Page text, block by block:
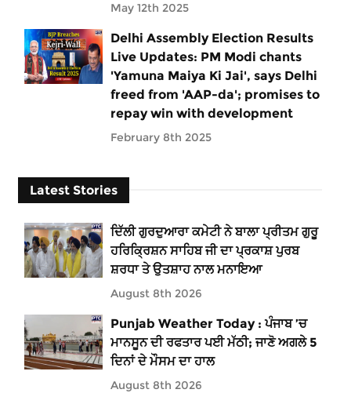
May 12th 2025
Delhi Assembly Election Results
Live Updates: PM Modi chants
'Yamuna Maiya Ki Jai', says Delhi
freed from 'AAP-da'; promises to
repay win with development
February 8th 2025
Latest Stories
ਦਿੱਲੀ ਗੁਰਦੁਆਰਾ ਕਮੇਟੀ ਨੇ ਬਾਲਾ ਪ੍ਰੀਤਮ ਗੁਰੂ
ਹਰਿਕ੍ਰਿਸ਼ਨ ਸਾਹਿਬ ਜੀ ਦਾ ਪ੍ਰਕਾਸ਼ ਪੁਰਬ
ਸ਼ਰਧਾ ਤੇ ਉਤਸ਼ਾਹ ਨਾਲ ਮਨਾਇਆ
August 8th 2026
Punjab Weather Today : ਪੰਜਾਬ ’ਚ
ਮਾਨਸੂਨ ਦੀ ਰਫਤਾਰ ਪਈ ਮੱਠੀ; ਜਾਣੋ ਅਗਲੇ 5
ਦਿਨਾਂ ਦੇ ਮੌਸਮ ਦਾ ਹਾਲ
August 8th 2026